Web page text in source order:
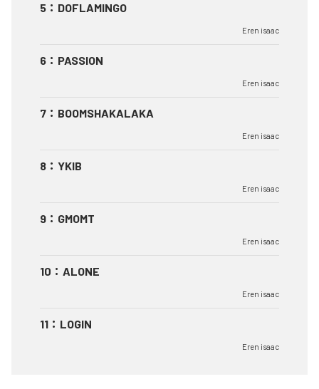
5 ： DOFLAMINGO
Eren isaac
6 ： PASSION
Eren isaac
7 ： BOOMSHAKALAKA
Eren isaac
8 ： YKIB
Eren isaac
9 ： GMOMT
Eren isaac
10 ： ALONE
Eren isaac
11 ： LOGIN
Eren isaac